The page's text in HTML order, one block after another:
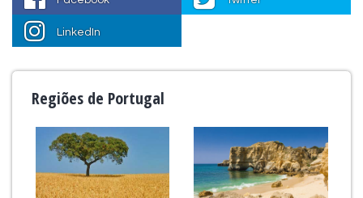
LinkedIn
Regiões de Portugal